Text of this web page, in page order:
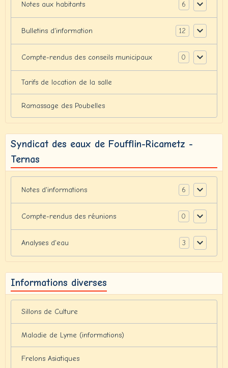
Notes aux habitants 6
Bulletins d'information 12
Compte-rendus des conseils municipaux 0
Tarifs de location de la salle
Ramassage des Poubelles
Syndicat des eaux de Foufflin-Ricametz -
Ternas
Notes d'informations 6
Compte-rendus des réunions 0
Analyses d'eau 3
Informations diverses
Sillons de Culture
Maladie de Lyme (informations)
Frelons Asiatiques